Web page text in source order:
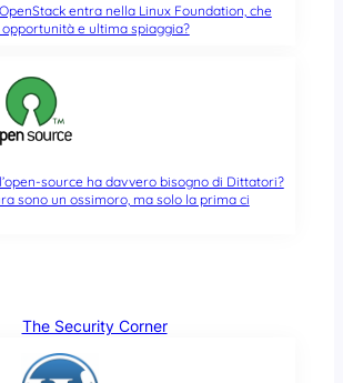
entra nella Linux Foundation, che
e ultima spiaggia?
l’open-source ha davvero bisogno di Dittatori?
sono un ossimoro, ma solo la prima ci
The Security Corner